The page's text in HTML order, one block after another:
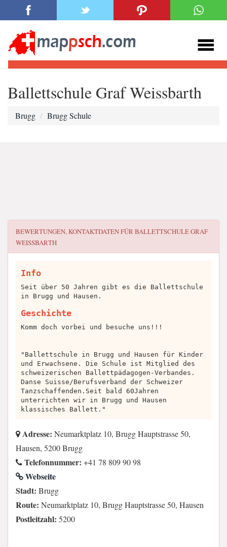
Ballettschule Graf Weissbarth
Brugg Brugg Schule
BEWERTUNGEN, KONTAKTDATEN FÜRBALLETTSCHULE GRAF
WEISSBARTH
Info
Seit über 50 Jahren gibt es die Ballettschule
in Brugg und Hausen.
Geschichte
Komm doch vorbei und besuche uns!!!
"Ballettschule in Brugg und Hausen für Kinder
und Erwachsene. Die Schule ist Mitglied des
schweizerischen Ballettpädagogen-Verbandes.
Danse Suisse/Berufsverband der Schweizer
Tanzschaffenden.Seit bald 60Jahren
unterrichten wir in Brugg und Hausen
klassisches Ballett."
Adresse: Neumarktplatz 10, Brugg Hauptstrasse 50,
Hausen, 5200 Brugg
Telefonnummer: +41 78 809 90 98
Webseite
Stadt: Brugg
Route: Neumarktplatz 10, Brugg Hauptstrasse 50, Hausen
Postleitzahl: 5200